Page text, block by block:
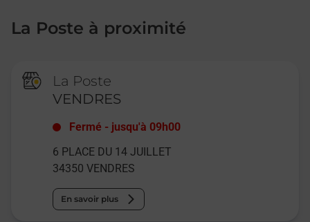
La Poste à proximité
La Poste
VENDRES
Fermé - jusqu'à 09h00
6 PLACE DU 14 JUILLET
34350 VENDRES
En savoir plus